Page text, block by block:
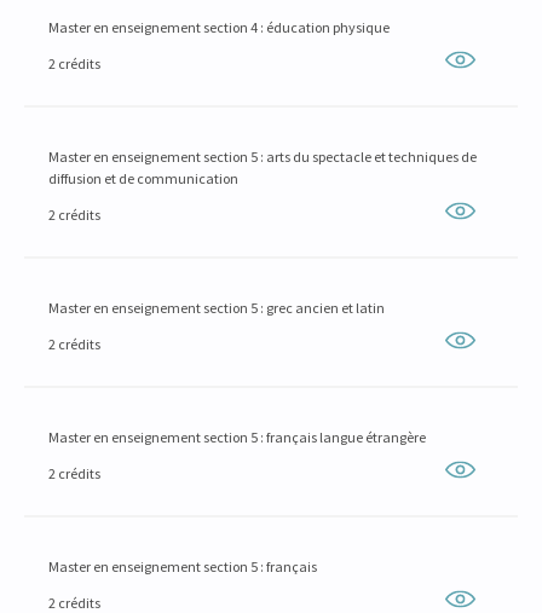
Master en enseignement section 4 : éducation physique
2 crédits
Master en enseignement section 5 : arts du spectacle et techniques de
diffusion et de communication
2 crédits
Master en enseignement section 5 : grec ancien et latin
2 crédits
Master en enseignement section 5 : français langue étrangère
2 crédits
Master en enseignement section 5 : français
2 crédits